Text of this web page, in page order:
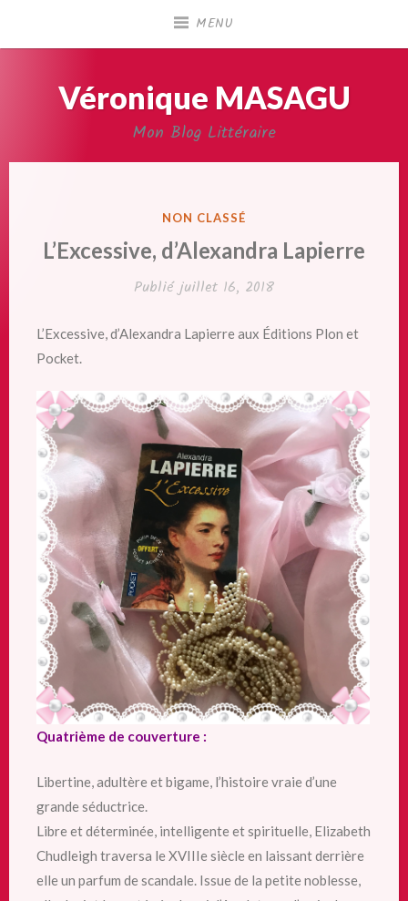
MENU
Véronique MASAGU
Mon Blog Littéraire
PUBLIÉ
NON CLASSÉ
L’Excessive, d’Alexandra Lapierre
Publiéjuillet 16, 2018
L’Excessive, d’Alexandra Lapierre aux Éditions Plon et
Pocket.
Quatrième de couverture :
Libertine, adultère et bigame, l’histoire vraie d’une
grande séductrice.
Libre et déterminée, intelligente et spirituelle, Elizabeth
Chudleigh traversa le XVIIIe siècle en laissant derrière
elle un parfum de scandale. Issue de la petite noblesse,